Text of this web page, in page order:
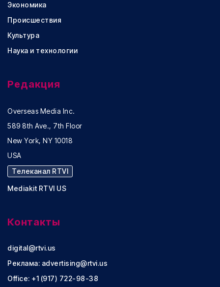
Экономика
Происшествия
Культура
Наука и технологии
Редакция
Overseas Media Inc.
589 8th Ave., 7th Floor
New York, NY 10018
USA
Телеканал RTVI
Mediakit RTVI US
Контакты
digital@rtvi.us
Реклама: advertising@rtvi.us
Office: +1 (917) 722-98-38